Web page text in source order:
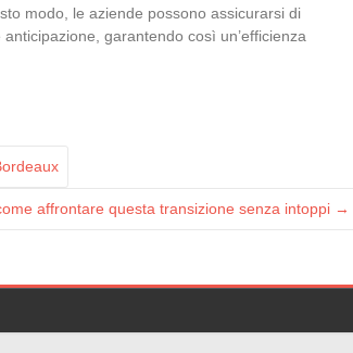
modo, le aziende possono assicurarsi di
garantendo così un’efficienza
affrontare questa transizione senza intoppi →